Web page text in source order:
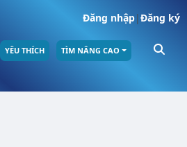
Đăng nhập|Đăng ký
YÊU THÍCH TÌM NÂNG CAO